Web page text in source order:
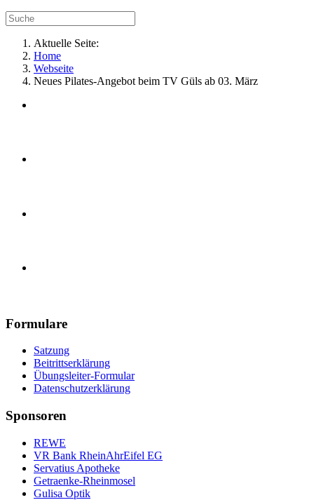
Aktuelle Seite:
Home
Webseite
Neues Pilates-Angebot beim TV Güls ab 03. März
Formulare
Satzung
Beitrittserklärung
Übungsleiter-Formular
Datenschutzerklärung
Sponsoren
REWE
VR Bank RheinAhrEifel EG
Servatius Apotheke
Getraenke-Rheinmosel
Gulisa Optik